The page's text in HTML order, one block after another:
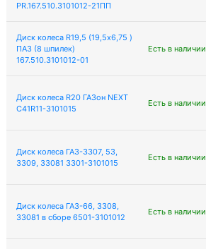
PR.167.510.3101012-21ПП
Диск колеса R19,5 (19,5х6,75 )
ПАЗ (8 шпилек)
167.510.3101012-01
Есть в наличии
Диск колеса R20 ГАЗон NEXT
C41R11-3101015
Есть в наличии
Диск колеса ГАЗ-3307, 53,
3309, 33081 3301-3101015
Есть в наличии
Диск колеса ГАЗ-66, 3308,
33081 в сборе 6501-3101012
Есть в наличии